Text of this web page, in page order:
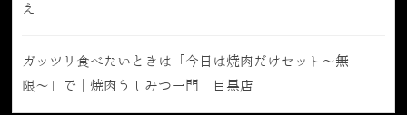
え
ガッツリ食べたいときは「今日は焼肉だけセット〜無
限〜」で｜焼肉うしみつ一門 目黒店